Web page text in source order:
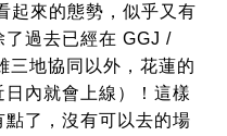
起來的態勢，似乎又有
了過去已經在 GGJ /
三地協同以外，花蓮的
內就會上線）！這樣
了，沒有可以去的場